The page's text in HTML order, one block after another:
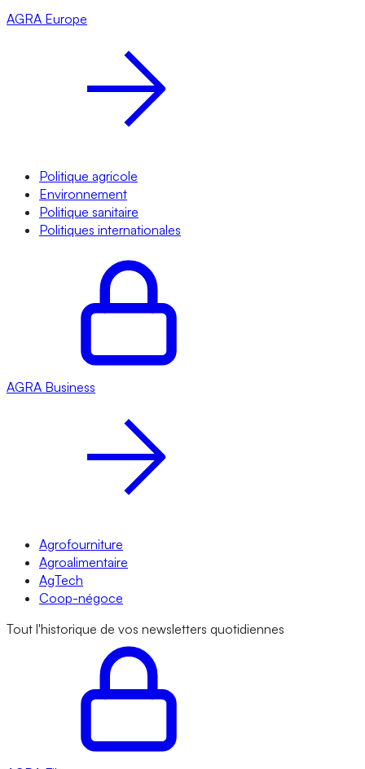
AGRA Europe
Politique agricole
Environnement
Politique sanitaire
Politiques internationales
AGRA Business
Agrofourniture
Agroalimentaire
AgTech
Coop-négoce
Tout l'historique de vos newsletters quotidiennes